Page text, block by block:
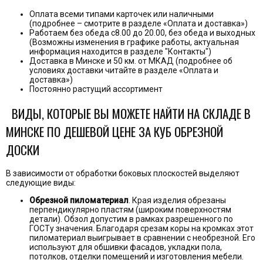
Оплата всеми типами карточек или наличными
(подробнее – смотрите в разделе «Оплата и доставка»)
Работаем без обеда с8.00 до 20.00, без обеда и выходных
(Возможны изменения в графике работы, актуальная
информация находится в разделе "Контакты")
Доставка в Минске и 50 км. от МКАД (подробнее об
условиях доставки читайте в разделе «Оплата и
доставка»)
Постоянно растущий ассортимент
ВИДЫ, КОТОРЫЕ ВЫ МОЖЕТЕ НАЙТИ НА СКЛАДЕ В
МИНСКЕ ПО ДЕШЕВОЙ ЦЕНЕ ЗА КУБ ОБРЕЗНОЙ
ДОСКИ
В зависимости от обработки боковых плоскостей выделяют
следующие виды:
Обрезной пиломатериал . Края изделия обрезаны
перпендикулярно пластям (широким поверхностям
детали). Обзол допустим в рамках разрешенного по
ГОСТу значения. Благодаря срезам коры на кромках этот
пиломатериал выигрывает в сравнении с необрезной. Его
используют для обшивки фасадов, укладки пола,
потолков, отделки помещений и изготовления мебели.